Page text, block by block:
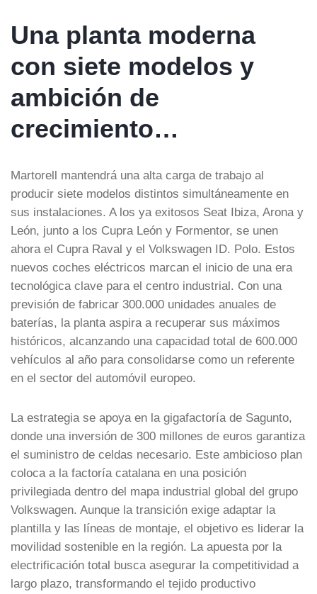
Una planta moderna
con siete modelos y
ambición de
crecimiento…
Martorell mantendrá una alta carga de trabajo al
producir siete modelos distintos simultáneamente en
sus instalaciones. A los ya exitosos Seat Ibiza, Arona y
León, junto a los Cupra León y Formentor, se unen
ahora el Cupra Raval y el Volkswagen ID. Polo. Estos
nuevos coches eléctricos marcan el inicio de una era
tecnológica clave para el centro industrial. Con una
previsión de fabricar 300.000 unidades anuales de
baterías, la planta aspira a recuperar sus máximos
históricos, alcanzando una capacidad total de 600.000
vehículos al año para consolidarse como un referente
en el sector del automóvil europeo.
La estrategia se apoya en la gigafactoría de Sagunto,
donde una inversión de 300 millones de euros garantiza
el suministro de celdas necesario. Este ambicioso plan
coloca a la factoría catalana en una posición
privilegiada dentro del mapa industrial global del grupo
Volkswagen. Aunque la transición exige adaptar la
plantilla y las líneas de montaje, el objetivo es liderar la
movilidad sostenible en la región. La apuesta por la
electrificación total busca asegurar la competitividad a
largo plazo, transformando el tejido productivo